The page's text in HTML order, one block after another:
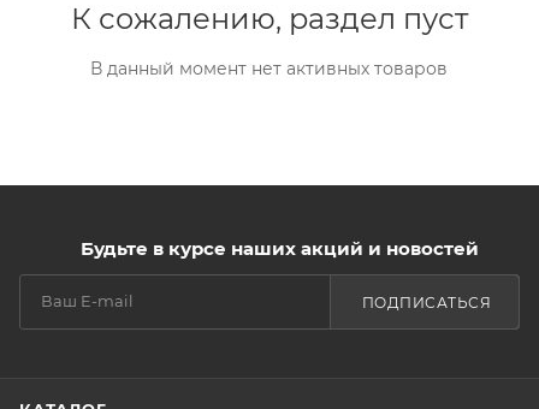
К сожалению, раздел пуст
В данный момент нет активных товаров
Будьте в курсе наших акций и новостей
ПОДПИСАТЬСЯ